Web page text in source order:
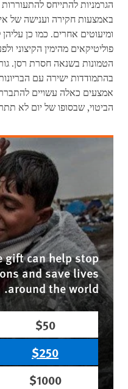
הגרמניות להתייחס
באמצעות חקירה וענישה של
ומיעוטים אחרים. כמו כן
פוליטיקאים מהימין הקיצוני
הטמונות בשנאה חסרת רסן.
בהתמודדות ישירה עם
אמצעים כאלה עשויים
הביטוי, שבסופו של יום לא
gift can help stop
and save lives
around the world.
$50
$250
$1000